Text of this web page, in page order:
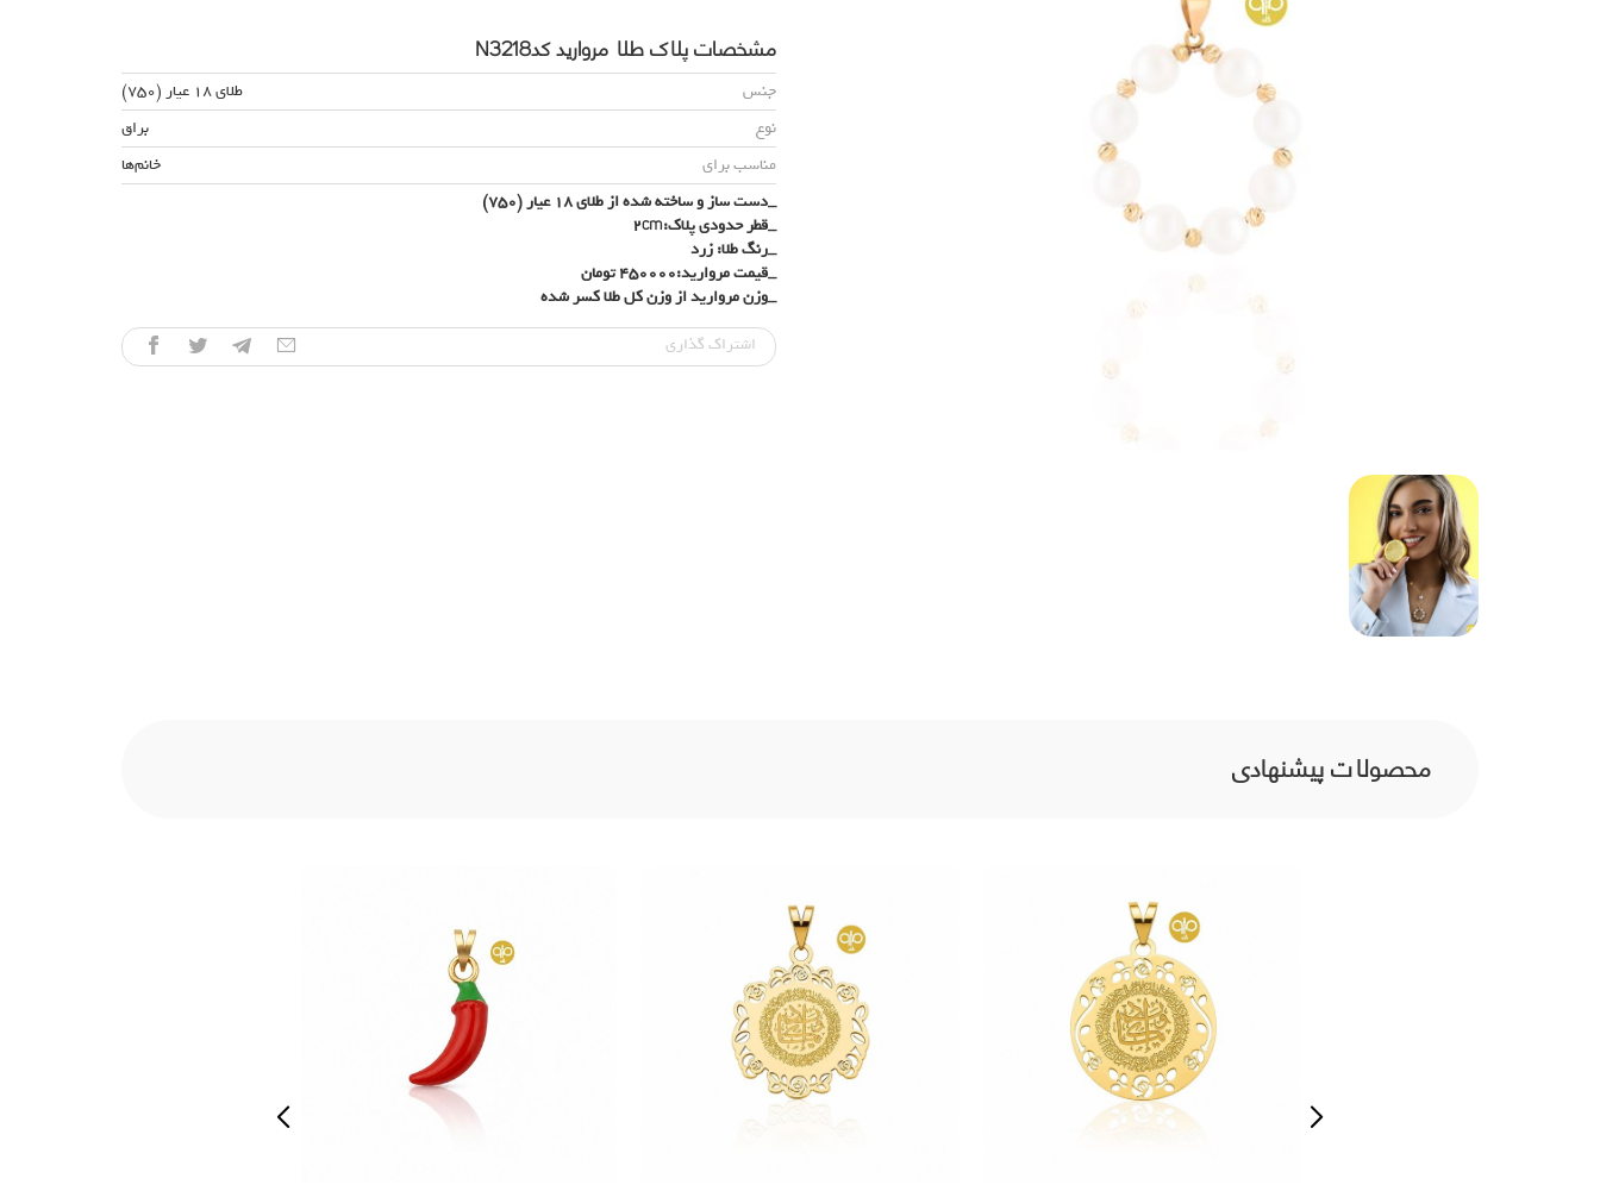
مشخصات پلاک طلا مروارید کدN3218
جنس
طلای 18 عیار (750)
نوع
براق
مناسب برای
خانم‌ها
_دست ساز و ساخته شده از طلای 18 عیار (750)
_قطر حدودی پلاک:2cm
_رنگ طلا: زرد
_قیمت مروارید:450000 تومان
_وزن مروارید از وزن کل طلا کسر شده
اشتراک‌ گذاری
محصولات پیشنهادی